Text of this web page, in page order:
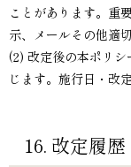
ことがあります。重
示、メールその他適
(2) 改定後の本ポリ
じます。施行日・改
16. 改定履歴